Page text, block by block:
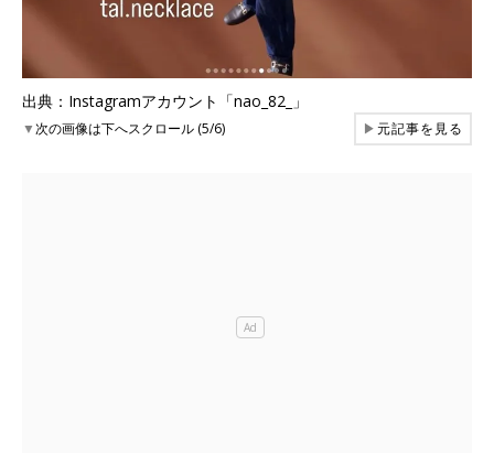
出典：Instagramアカウント「nao_82_」
▼次の画像は下へスクロール (5/6) ▶元記事を見る